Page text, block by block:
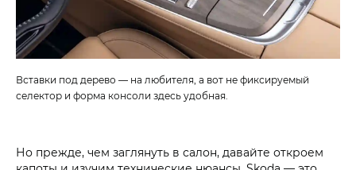
Вставки под дерево — на любителя, а вот не фиксируемый
селектор и форма консоли здесь удобная.
Но прежде, чем заглянуть в салон, давайте откроем